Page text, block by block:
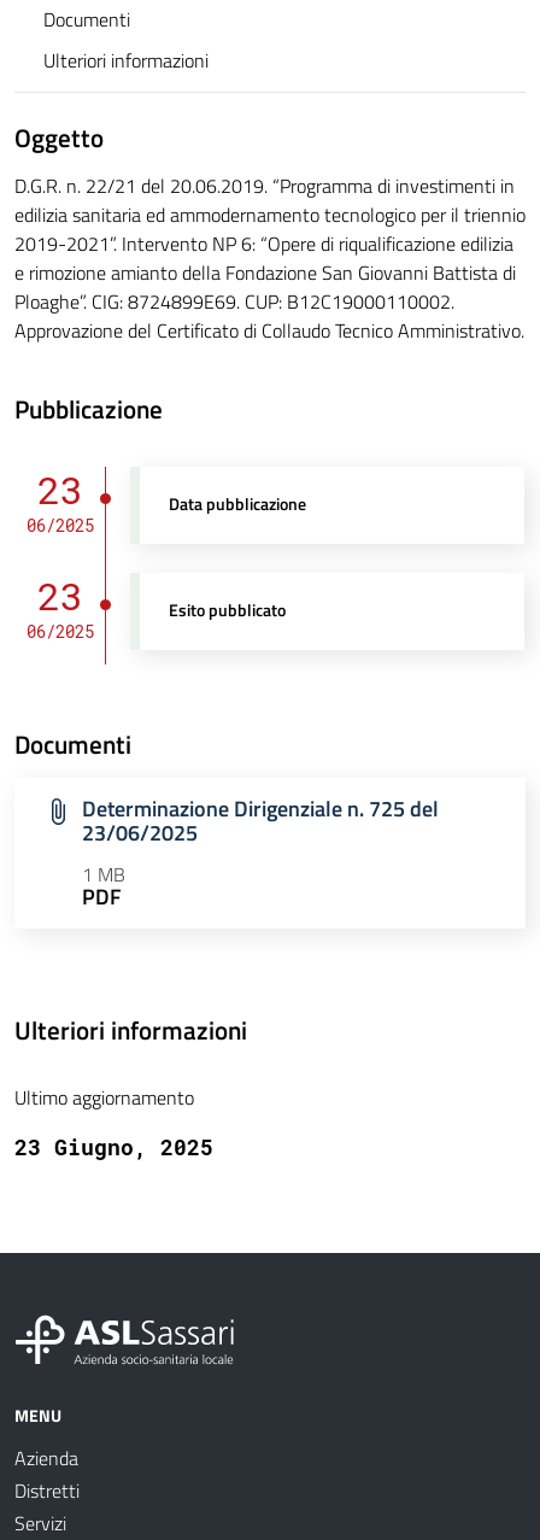
Documenti
Ulteriori informazioni
Oggetto
D.G.R. n. 22/21 del 20.06.2019. “Programma di investimenti in
edilizia sanitaria ed ammodernamento tecnologico per il triennio
2019-2021”. Intervento NP 6: “Opere di riqualificazione edilizia
e rimozione amianto della Fondazione San Giovanni Battista di
Ploaghe”. CIG: 8724899E69. CUP: B12C19000110002.
Approvazione del Certificato di Collaudo Tecnico Amministrativo.
Pubblicazione
23
06/2025
Data pubblicazione
23
06/2025
Esito pubblicato
Documenti
Determinazione Dirigenziale n. 725 del
23/06/2025
1 MB
PDF
Ulteriori informazioni
Ultimo aggiornamento
23 Giugno, 2025
MENU
Azienda
Distretti
Servizi